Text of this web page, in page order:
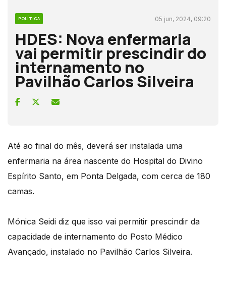
POLÍTICA 05 jun, 2024, 09:20
HDES: Nova enfermaria
vai permitir prescindir do
internamento no
Pavilhão Carlos Silveira
Até ao final do mês, deverá ser instalada uma
enfermaria na área nascente do Hospital do Divino
Espírito Santo, em Ponta Delgada, com cerca de 180
camas.
Mónica Seidi diz que isso vai permitir prescindir da
capacidade de internamento do Posto Médico
Avançado, instalado no Pavilhão Carlos Silveira.